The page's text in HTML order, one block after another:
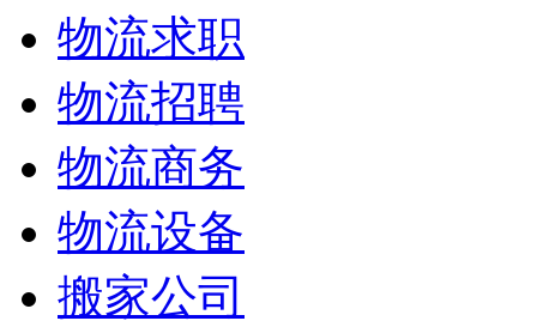
物流求职
物流招聘
物流商务
物流设备
搬家公司